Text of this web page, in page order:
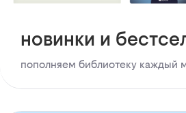
новинки и
пополняем библиотеку каждый